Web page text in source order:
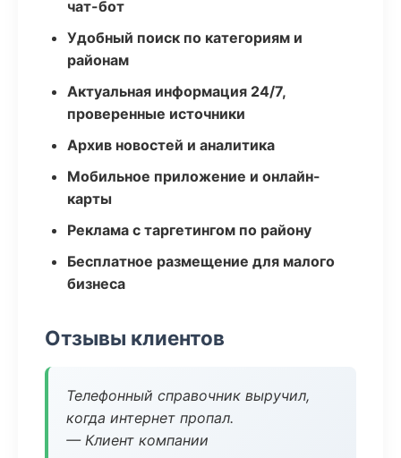
чат-бот
Удобный поиск по категориям и
районам
Актуальная информация 24/7,
проверенные источники
Архив новостей и аналитика
Мобильное приложение и онлайн-
карты
Реклама с таргетингом по району
Бесплатное размещение для малого
бизнеса
Отзывы клиентов
Телефонный справочник выручил,
когда интернет пропал.
— Клиент компании